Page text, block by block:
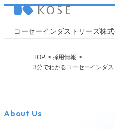
コーセーインダストリーズ株
TOP
採用情報
3分でわかるコーセーインダス
About Us
新卒採用のエ